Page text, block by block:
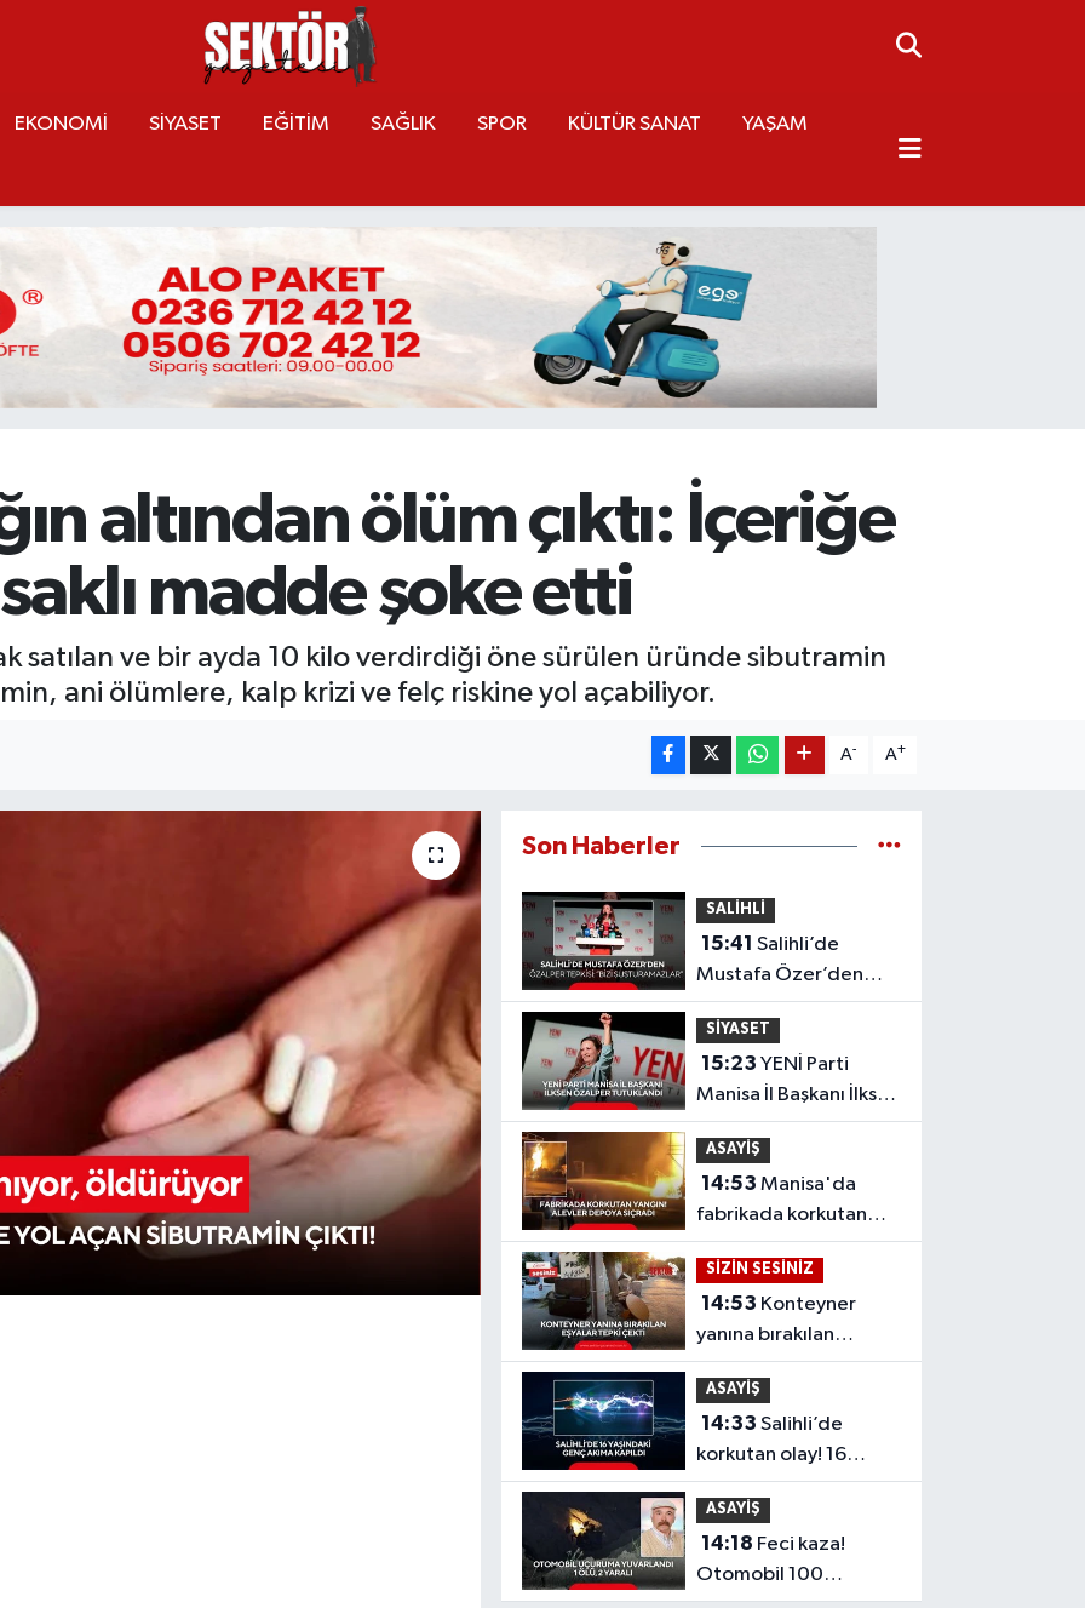
EKONOMİ SİYASET EĞİTİM SAĞLIK SPOR KÜLTÜR SANAT YAŞAM
altından ölüm çıktı: İçeriğe
madde şoke etti
satılan ve bir ayda 10 kilo verdirdiği öne sürülen üründe sibutramin
ani ölümlere, kalp krizi ve felç riskine yol açabiliyor.
A- A+
Son Haberler
SALİHLİ
15:41 Salihli’de
Mustafa Özer’den
İlksen Özalper tepkisi:
‘Bizi Susturamazlar’
SİYASET
15:23 YENİ Parti
Manisa İl Başkanı İlksen
Özalper tutuklandı
ASAYİŞ
14:53 Manisa'da
fabrikada korkutan
yangın! Alevler
depoya sıçradı
SİZİN SESİNİZ
14:53
yanına bırakılan
eşyalar tepki çekti
ASAYİŞ
14:33 Salihli’de
korkutan olay! 16
yaşındaki genç
elektrik akımına
kapıldı
ASAYİŞ
14:18
Otomobil 100